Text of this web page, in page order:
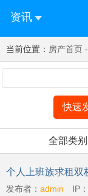
资讯
您好！欢迎来到济
当前位置： 房产首页
快速
全部类别
个人上班族求租双
行
[2图]
发布者： admin IP：